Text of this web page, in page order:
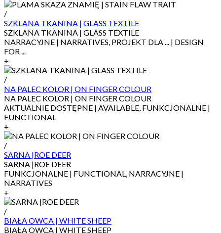
/
SZKLANA TKANINA | GLASS TEXTILE
SZKLANA TKANINA | GLASS TEXTILE
NARRACYJNE | NARRATIVES, PROJEKT DLA ... | DESIGN
FOR ...
+
/
NA PALEC KOLOR | ON FINGER COLOUR
NA PALEC KOLOR | ON FINGER COLOUR
AKTUALNIE DOSTĘPNE | AVAILABLE, FUNKCJONALNE |
FUNCTIONAL
+
/
SARNA |ROE DEER
SARNA |ROE DEER
FUNKCJONALNE | FUNCTIONAL, NARRACYJNE |
NARRATIVES
+
/
BIAŁA OWCA | WHITE SHEEP
BIAŁA OWCA | WHITE SHEEP